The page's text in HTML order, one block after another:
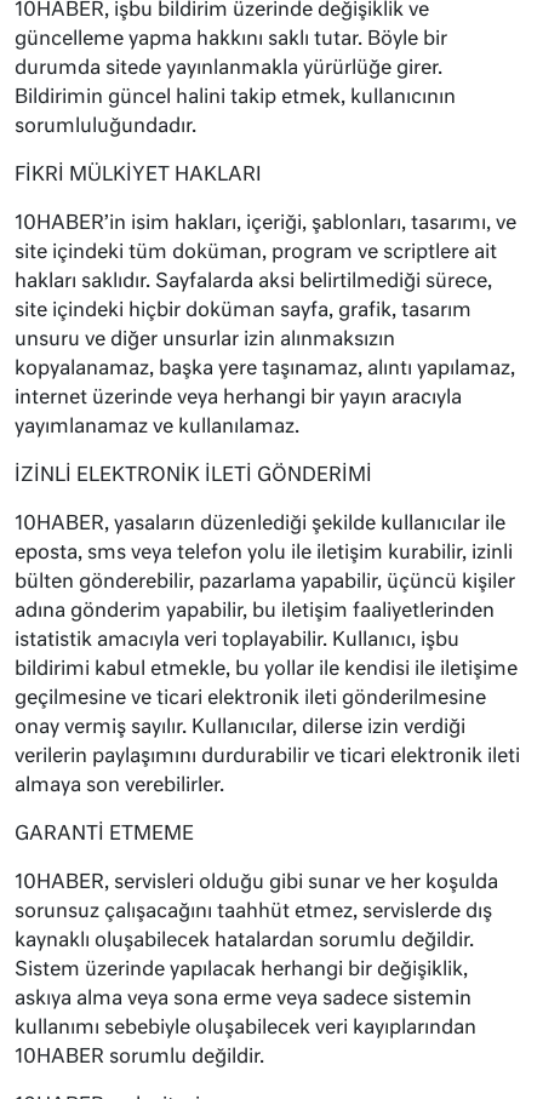
10HABER, işbu bildirim üzerinde değişiklik ve
güncelleme yapma hakkını saklı tutar. Böyle bir
durumda sitede yayınlanmakla yürürlüğe girer.
Bildirimin güncel halini takip etmek, kullanıcının
sorumluluğundadır.
FİKRİ MÜLKİYET HAKLARI
10HABER’in isim hakları, içeriği, şablonları, tasarımı, ve
site içindeki tüm doküman, program ve scriptlere ait
hakları saklıdır. Sayfalarda aksi belirtilmediği sürece,
site içindeki hiçbir doküman sayfa, grafik, tasarım
unsuru ve diğer unsurlar izin alınmaksızın
kopyalanamaz, başka yere taşınamaz, alıntı yapılamaz,
internet üzerinde veya herhangi bir yayın aracıyla
yayımlanamaz ve kullanılamaz.
İZİNLİ ELEKTRONİK İLETİ GÖNDERİMİ
10HABER, yasaların düzenlediği şekilde kullanıcılar ile
eposta, sms veya telefon yolu ile iletişim kurabilir, izinli
bülten gönderebilir, pazarlama yapabilir, üçüncü kişiler
adına gönderim yapabilir, bu iletişim faaliyetlerinden
istatistik amacıyla veri toplayabilir. Kullanıcı, işbu
bildirimi kabul etmekle, bu yollar ile kendisi ile iletişime
geçilmesine ve ticari elektronik ileti gönderilmesine
onay vermiş sayılır. Kullanıcılar, dilerse izin verdiği
verilerin paylaşımını durdurabilir ve ticari elektronik ileti
almaya son verebilirler.
GARANTİ ETMEME
10HABER, servisleri olduğu gibi sunar ve her koşulda
sorunsuz çalışacağını taahhüt etmez, servislerde dış
kaynaklı oluşabilecek hatalardan sorumlu değildir.
Sistem üzerinde yapılacak herhangi bir değişiklik,
askıya alma veya sona erme veya sadece sistemin
kullanımı sebebiyle oluşabilecek veri kayıplarından
10HABER sorumlu değildir.